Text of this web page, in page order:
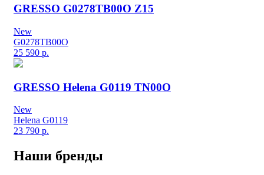
GRESSO G0278TB00O Z15
New
G0278TB00O
25 590 р.
GRESSO Helena G0119 TN00O
New
Helena G0119
23 790 р.
Наши бренды